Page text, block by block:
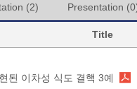
(2) Presentation
Title
된 이차성 식도 결핵 3예